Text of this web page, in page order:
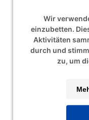
Wir
einzubetten.
Aktivitäten
durch und
zu, um